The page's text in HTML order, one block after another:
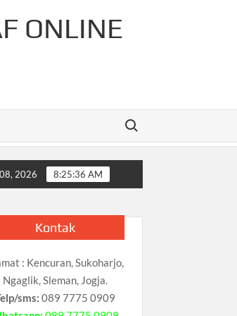
ONLINE
Search for:
Press
2026 8:25:37 AM
Kontak
: Kencuran, Sukoharjo,
Ngaglik, Sleman, Jogja.
sms: 089 7775 0909